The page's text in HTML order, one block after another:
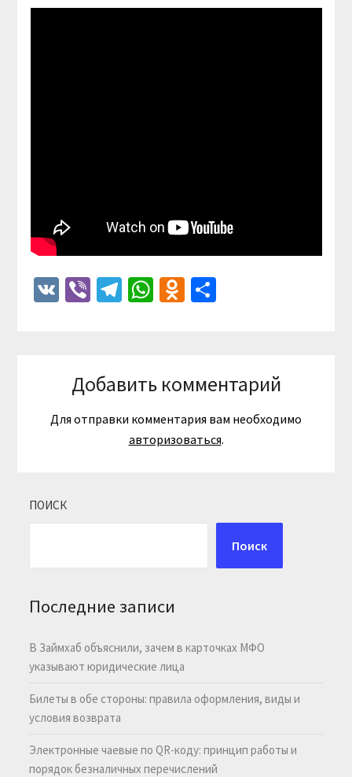
VKViberTelegram
WhatsApp
Odnoklassniki
Отправить
Добавить комментарий
Для отправки комментария вам необходимо
авторизоваться.
ПОИСК
Поиск
Последние записи
В Займхаб объяснили, зачем в карточках МФО
указывают юридические лица
Билеты в обе стороны: правила оформления, виды и
условия возврата
Электронные чаевые по QR-коду: принцип работы и
порядок безналичных перечислений